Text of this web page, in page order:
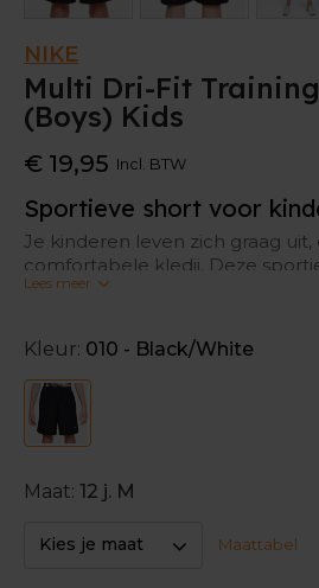
NIKE
Multi Dri-Fit
(Boys) Kids
€ 19,95 Incl. BTW
Sportieve short voor
Je kinderen leven zich graag uit,
comfortabele kledij. Deze
en heeft een elastische
je kids volop lopen, spelen en
Lees meer
Kleur: 010 - Black/White
Maat: 12 j. M
Kies je maat Maattabel